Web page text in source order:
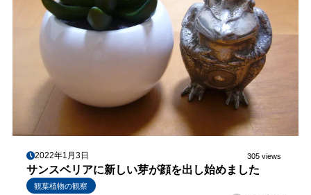
2022年1月3日 305 views
サンスベリアに新しい芽が顔を出し始めました
観葉植物の観察